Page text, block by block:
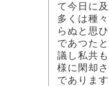
て今日に
多くは種
らぬと思
であつた
議し私共
様に閑却
でありま